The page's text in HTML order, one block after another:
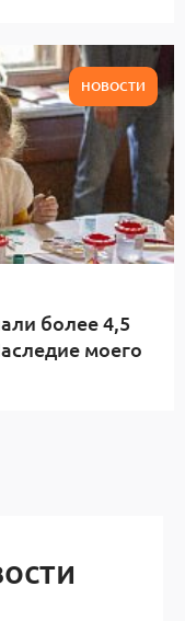
НОВОСТИ
более 4,5
моего